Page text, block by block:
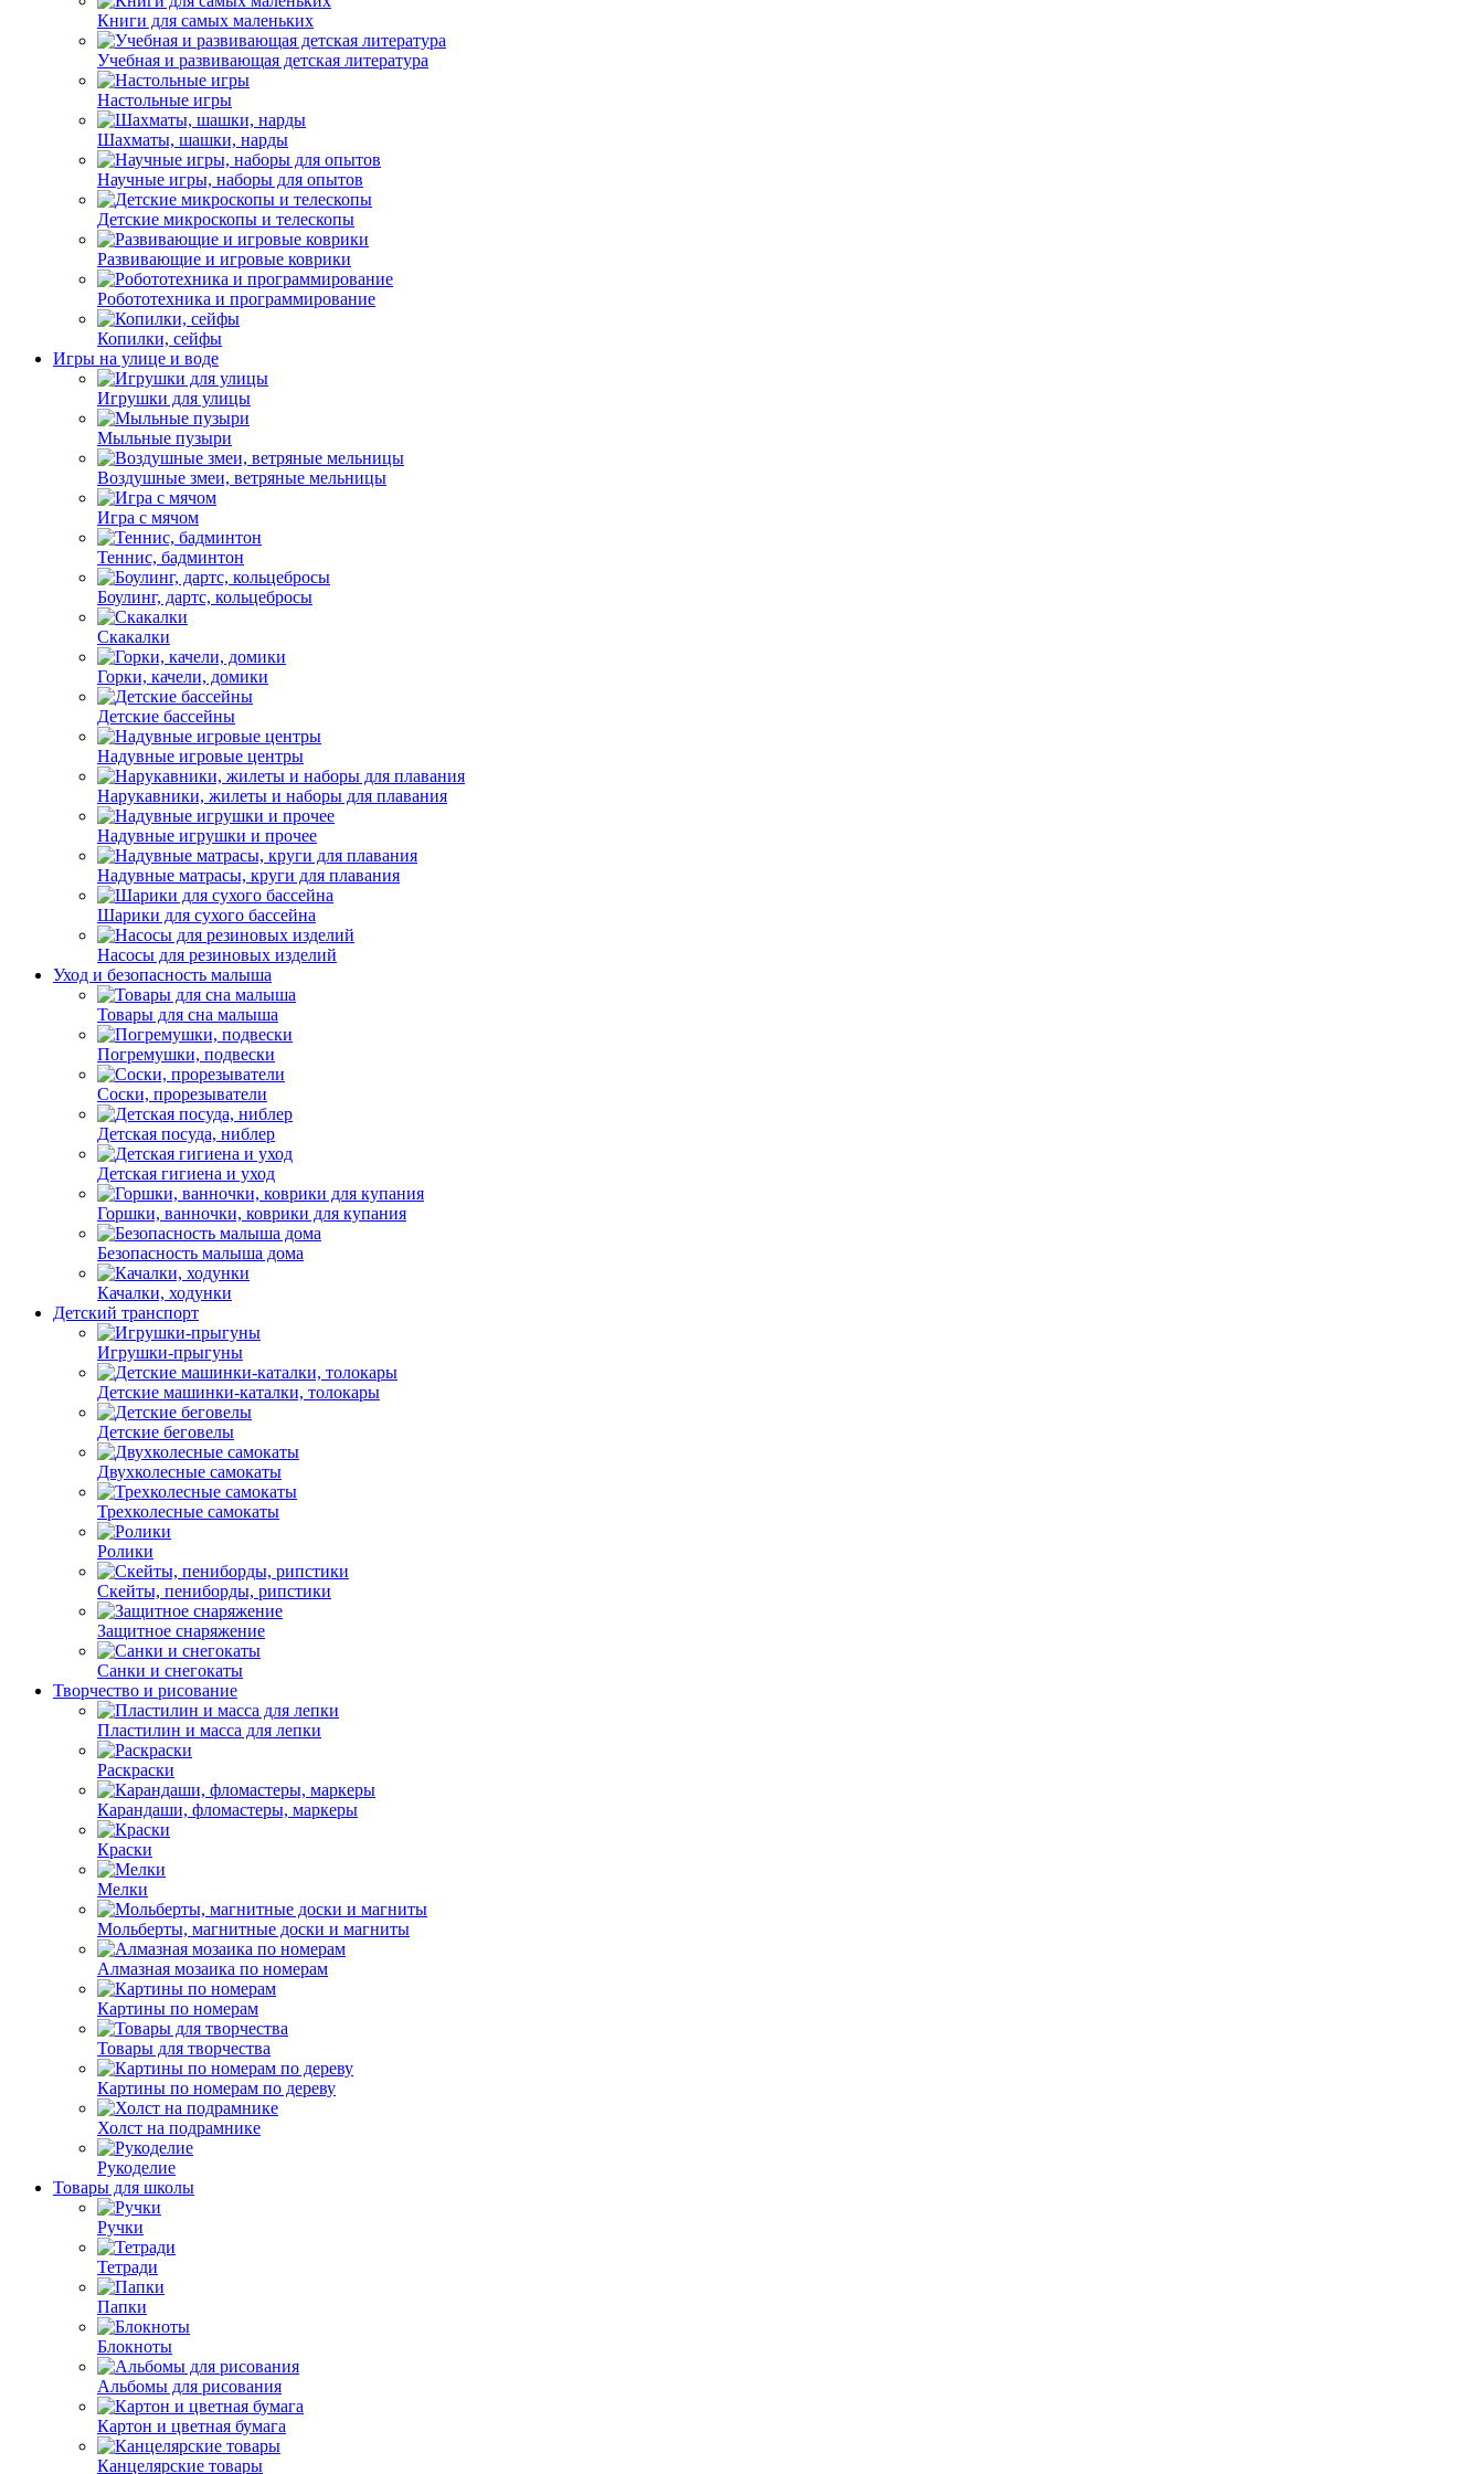
Книги для самых маленьких
Учебная и развивающая детская литература
Настольные игры
Шахматы, шашки, нарды
Научные игры, наборы для опытов
Детские микроскопы и телескопы
Развивающие и игровые коврики
Робототехника и программирование
Копилки, сейфы
Игры на улице и воде
Игрушки для улицы
Мыльные пузыри
Воздушные змеи, ветряные мельницы
Игра с мячом
Теннис, бадминтон
Боулинг, дартс, кольцебросы
Скакалки
Горки, качели, домики
Детские бассейны
Надувные игровые центры
Нарукавники, жилеты и наборы для плавания
Надувные игрушки и прочее
Надувные матрасы, круги для плавания
Шарики для сухого бассейна
Насосы для резиновых изделий
Уход и безопасность малыша
Товары для сна малыша
Погремушки, подвески
Соски, прорезыватели
Детская посуда, ниблер
Детская гигиена и уход
Горшки, ванночки, коврики для купания
Безопасность малыша дома
Качалки, ходунки
Детский транспорт
Игрушки-прыгуны
Детские машинки-каталки, толокары
Детские беговелы
Двухколесные cамокаты
Трехколесные cамокаты
Ролики
Скейты, пениборды, рипстики
Защитное снаряжение
Санки и снегокаты
Творчество и рисование
Пластилин и масса для лепки
Раскраски
Карандаши, фломастеры, маркеры
Краски
Мелки
Мольберты, магнитные доски и магниты
Алмазная мозаика по номерам
Картины по номерам
Товары для творчества
Картины по номерам по дереву
Холст на подрамнике
Рукоделие
Товары для школы
Ручки
Тетради
Папки
Блокноты
Альбомы для рисования
Картон и цветная бумага
Канцелярские товары